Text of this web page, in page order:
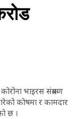
भाइरस संक्रमण
कोषमा र कामदार
छ ।